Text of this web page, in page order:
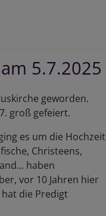
5.7.2025
geworden.
groß gefeiert.
es um die Hochzeit
Christeens,
haben
vor 10 Jahren hier
die Predigt